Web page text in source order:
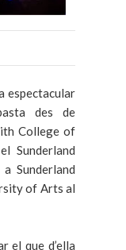
espectacular
des de
College of
Sunderland
Sunderland
of Arts al
el que d’ella